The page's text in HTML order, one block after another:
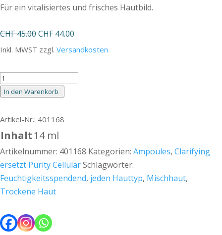
Für ein vitalisiertes und frisches Hautbild.
CHF45.00Ursprünglicher
Preis
CHF 45.00
CHF44.00
Preis
CHF 44.00.
Inkl. MWST zzgl. Versandkosten
Algae
Vitalizer
der
Ampullenbox
In den Warenkorb
Artikel-Nr.: 401168
Inhalt14 ml
Artikelnummer: 401168 Kategorien: Ampoules, Clarifying
ersetzt Purity CellularSchlagwörter:
Feuchtigkeitsspendend, jeden Hauttyp, Mischhaut,
Trockene Haut